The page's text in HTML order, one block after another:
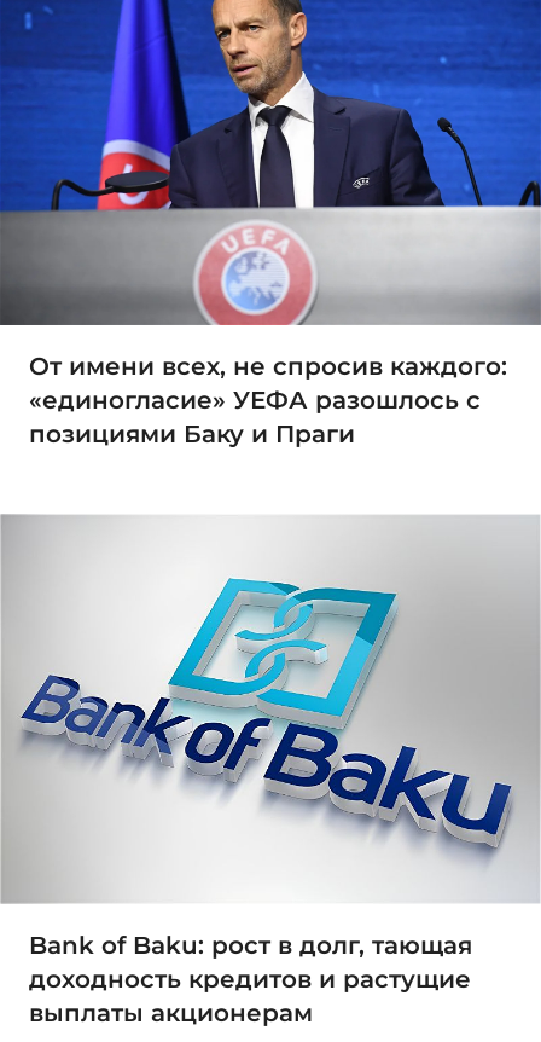
От имени всех, не спросив каждого:
«единогласие» УЕФА разошлось с
позициями Баку и Праги
Bank of Baku: рост в долг, тающая
доходность кредитов и растущие
выплаты акционерам